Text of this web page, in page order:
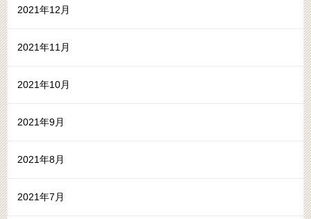
2021年12月
2021年11月
2021年10月
2021年9月
2021年8月
2021年7月